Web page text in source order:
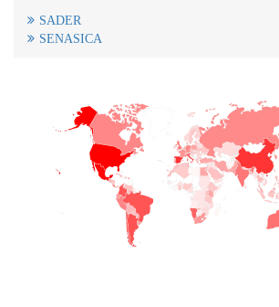
SADER
SENASICA